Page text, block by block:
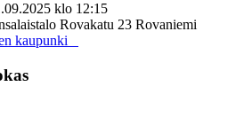
klo 12:15
Rovakatu 23 Rovaniemi